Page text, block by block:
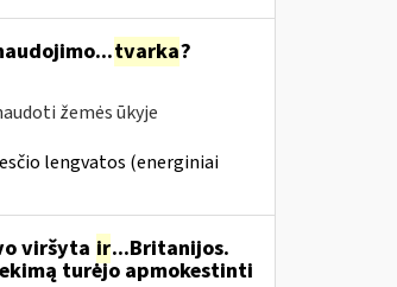
tvarka?
žemės ūkyje
lengvatos (energiniai
viršyta ir...Britanijos.
turėjo apmokestinti